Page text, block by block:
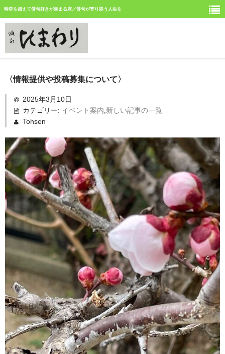
時空を超えて俳句好きが集まる座／俳句が寄り添う人生を
ひまわり誌今月号の俳句
ひまわり俳句の仲間の活動
今月みつけた俳句
イベント案内
俳句道場
「徳島文学賞」募集中
冬扇の「時空の座」
お問い合わせ
俳句を始めたい人に
日本俳人クラブ
郷土阿波の俳句を集めよう
出来事
〈情報提供や投稿募集について〉
2025年3月10日
カテゴリー: イベント案内,新しい記事の一覧
Tohsen